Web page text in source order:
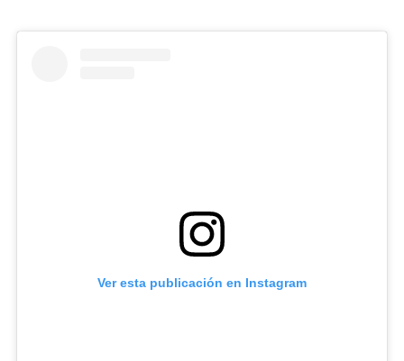
Ver esta publicación en Instagram